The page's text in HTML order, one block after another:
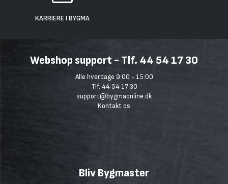
KARRIERE I BYGMA
Webshop support - Tlf. 44 54 17 30
Alle hverdage 9:00 - 15:00
Tlf. 44 54 17 30
support@bygmaonline.dk
Kontakt os
Bliv Bygmaster